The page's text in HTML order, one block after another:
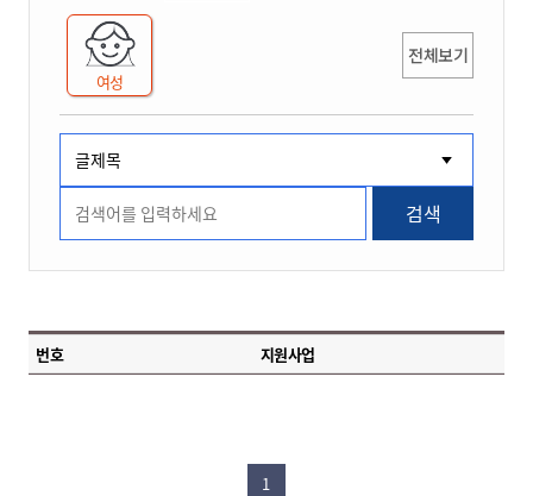
여성
전체보기
검색
번호 지원사업
1